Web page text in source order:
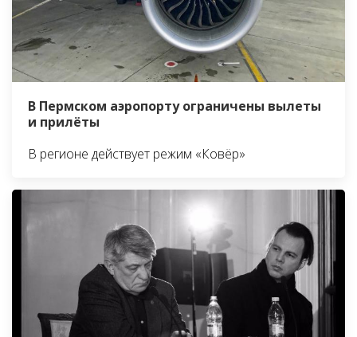
В Пермском аэропорту ограничены вылеты
и прилёты
В регионе действует режим «Ковёр»